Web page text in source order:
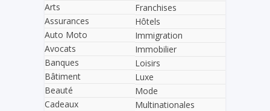
Arts
Assurances
Auto Moto
Avocats
Banques
Bâtiment
Beauté
Cadeaux
Franchises
Hôtels
Immigration
Immobilier
Loisirs
Luxe
Mode
Multinationales